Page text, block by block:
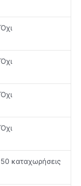
Όχι
Όχι
Όχι
Όχι
50 καταχωρήσεις